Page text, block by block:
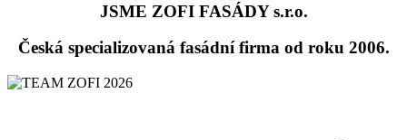
JSME ZOFI FASÁDY s.r.o.
Česká specializovaná fasádní firma od roku 2006.